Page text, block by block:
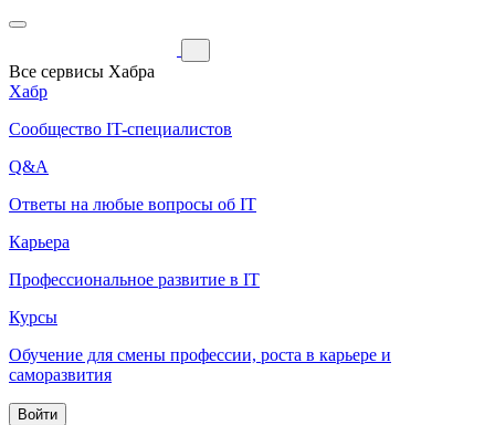
Все сервисы Хабра
Хабр
Сообщество IT-специалистов
Q&A
Ответы на любые вопросы об IT
Карьера
Профессиональное развитие в IT
Курсы
Обучение для смены профессии, роста в карьере и
саморазвития
Войти